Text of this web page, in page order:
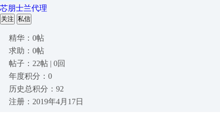
芯朋士兰代理
关注 私信
精华：0帖
求助：0帖
帖子：22帖 | 0回
年度积分：0
历史总积分：92
注册：2019年4月17日